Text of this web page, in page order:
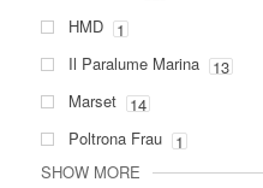
HMD 1
Il Paralume Marina 13
Marset 14
Poltrona Frau 1
SHOW MORE